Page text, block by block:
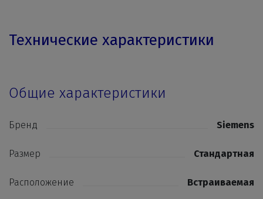
Технические характеристики
Общие характеристики
Бренд Siemens
Размер Стандартная
Расположение Встраиваемая